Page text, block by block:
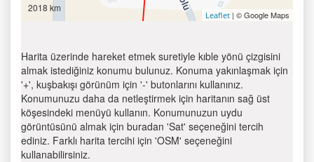
2018 km
Leaflet | © Google Maps
Harita üzerinde hareket etmek suretiyle kıble yönü çizgisini
almak istediğiniz konumu bulunuz. Konuma yakınlaşmak için
'+', kuşbakışı görünüm için '-' butonlarını kullanınız.
Konumunuzu daha da netleştirmek için haritanın sağ üst
köşesindeki menüyü kullanın. Konumunuzun uydu
görüntüsünü almak için buradan 'Sat' seçeneğini tercih
ediniz. Farklı harita tercihi için 'OSM' seçeneğini
kullanabilirsiniz.